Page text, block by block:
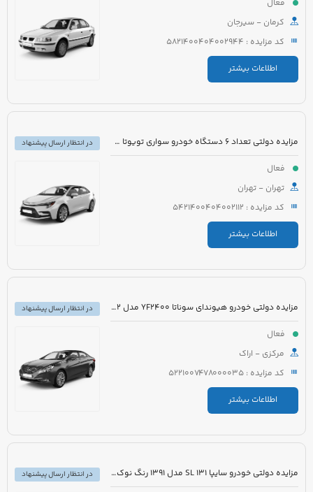
فعال
کرمان - سیرجان
کد مزایده : 5821400404002944
اطلاعات بیشتر
مزایده دولتی تعداد 6 دستگاه خودرو سواری تویوتا کرولا PIONEER هیبرید 1800cc مدل 2023
فعال
تهران - تهران
کد مزایده : 5421400404002112
اطلاعات بیشتر
در انتظار ارسال پیشنهاد
مزایده دولتی خودرو هیوندای سوناتا YF2400 مدل 2012 رنگ سفید متالیک
فعال
مرکزی - اراک
کد مزایده : 5221007478000035
اطلاعات بیشتر
در انتظار ارسال پیشنهاد
مزایده دولتی خودرو سایپا 131 SL مدل 1391 رنگ نوک مدادی متالیک
در انتظار ارسال پیشنهاد